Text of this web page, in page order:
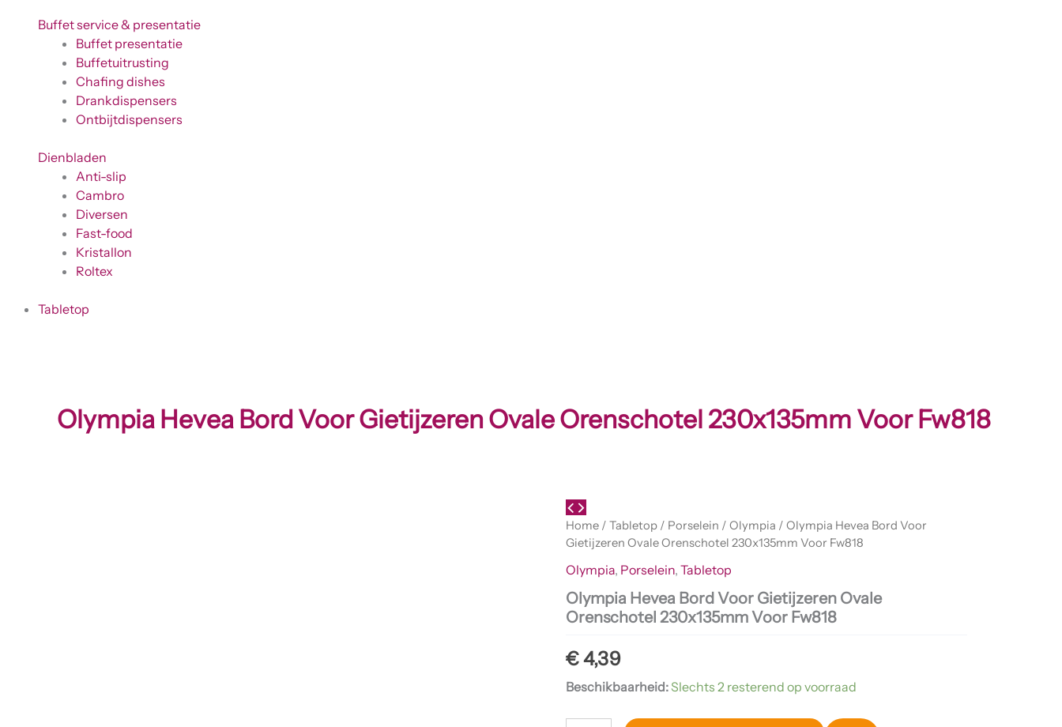
Buffet service & presentatie
Buffet presentatie
Buffetuitrusting
Chafing dishes
Drankdispensers
Ontbijtdispensers
Dienbladen
Anti-slip
Cambro
Diversen
Fast-food
Kristallon
Roltex
Tabletop
Olympia Hevea Bord Voor Gietijzeren Ovale Orenschotel 230x135mm Voor Fw818
Home /Tabletop / Porselein /Olympia / Olympia Hevea Bord Voor
Gietijzeren Ovale Orenschotel 230x135mm Voor Fw818
Olympia, Porselein,Tabletop
Olympia Hevea Bord Voor Gietijzeren Ovale
Orenschotel 230x135mm Voor Fw818
€4,39
Beschikbaarheid:Slechts 2 resterend op voorraad
Olympia
Hevea
Bord
Gietijzeren
Orenschotel
230x135mm
Fw818
aantal